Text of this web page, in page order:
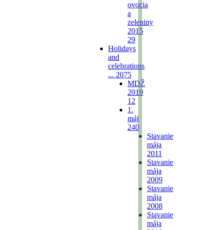
ovocia
a
zeleniny
2015
29
Holidays
and
celebrations
... 2075
MDŽ
2019
12
1.
máj
240
Stavanie
mája
2011
Stavanie
mája
2009
Stavanie
mája
2008
Stavanie
mája